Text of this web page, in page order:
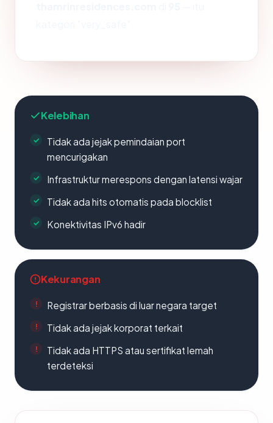
Kelebihan
Tidak ada jejak pemindaian port
mencurigakan
Infrastruktur merespons dengan latensi wajar
Tidak ada hits otomatis pada blocklist
Konektivitas IPv6 hadir
Kekurangan
Registrar berbasis di luar negara target
Tidak ada jejak korporat terkait
Tidak ada HTTPS atau sertifikat lemah
terdeteksi